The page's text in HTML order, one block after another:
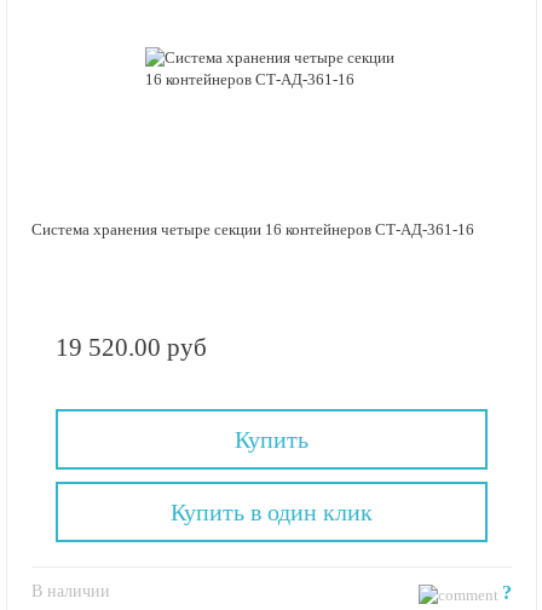
Система хранения четыре секции 16 контейнеров СТ-АД-361-16
19 520.00 руб
Купить
В наличии ?
Купить в один клик